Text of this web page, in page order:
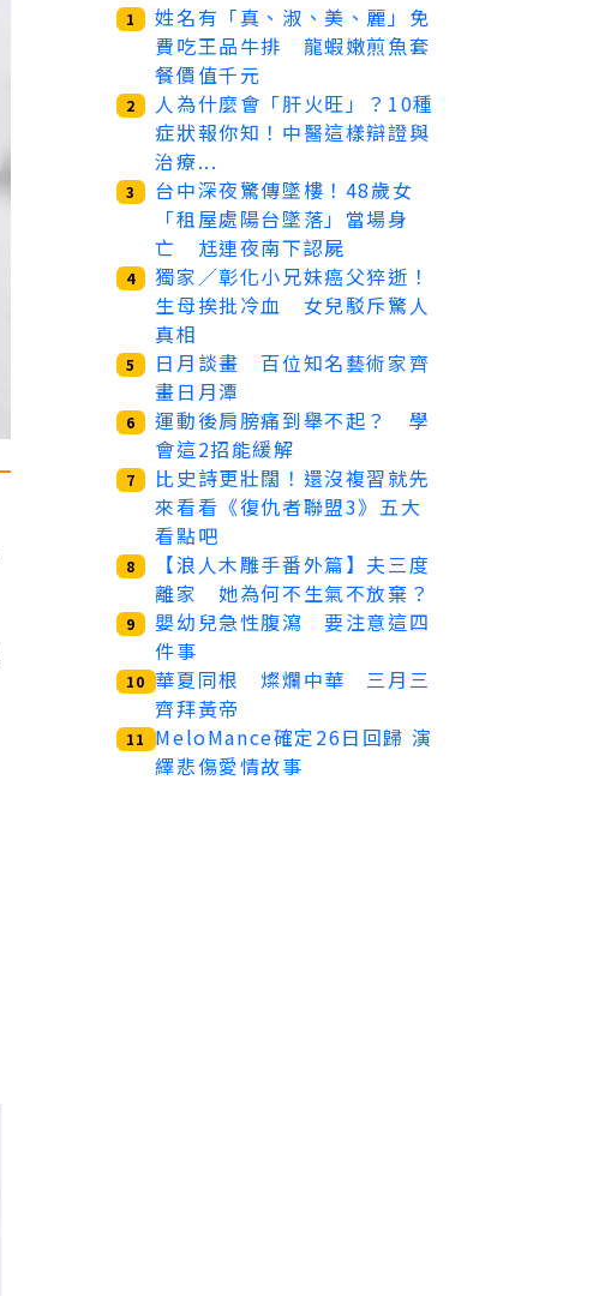
1
姓名有「真、淑、美、麗」免
費吃王品牛排 龍蝦嫩煎魚套
餐價值千元
2
人為什麼會「肝火旺」？10種
症狀報你知！中醫這樣辯證與
治療...
3
台中深夜驚傳墜樓！48歲女
「租屋處陽台墜落」當場身
亡 尪連夜南下認屍
4
獨家／彰化小兄妹癌父猝逝！
生母挨批冷血 女兒駁斥驚人
真相
5
日月談畫 百位知名藝術家齊
畫日月潭
6
運動後肩膀痛到舉不起？ 學
會這2招能緩解
7
比史詩更壯闊！還沒複習就先
來看看《復仇者聯盟3》五大
看點吧
8
【浪人木雕手番外篇】夫三度
離家 她為何不生氣不放棄？
9
嬰幼兒急性腹瀉 要注意這四
件事
10 華夏同根 燦爛中華 三月三
齊拜黃帝
11
MeloMance確定26日回歸 演
繹悲傷愛情故事